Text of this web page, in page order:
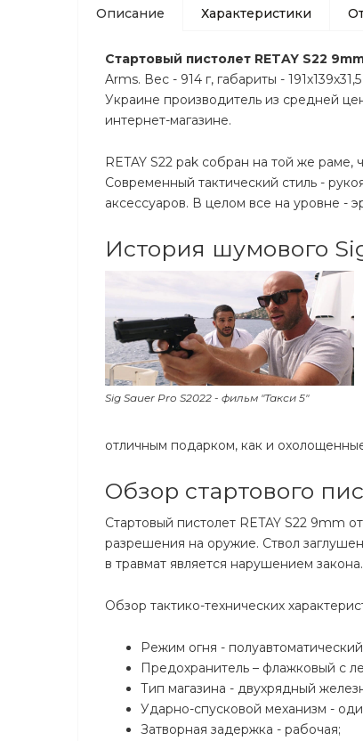
Описание Характеристики
Стартовый пистолет RETAY S22
Arms. Вес - 914 г, габариты -
Украине производитель из средней
интернет-магазине.
RETAY S22 pak собран на той же раме,
Современный тактический стиль -
аксессуаров. В целом все на уровне -
История шумового
Sig Sauer Pro S2022 - фильм "Такси 5"
отличным подарком, как и
Обзор стартового
Стартовый пистолет RETAY S22 9mm
разрешения на оружие. Ствол
в травмат является нарушением закона.
Обзор тактико-технических
Режим огня -
Предохранитель – флажковый с
Тип магазина - двухрядный
Ударно-спусковой механизм -
Затворная задержка - рабочая;